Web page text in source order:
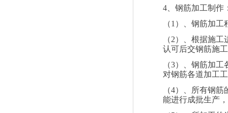
4 、钢筋加工制作
（1 ）、钢筋加
（2）、根据施工
认可后交钢筋施
（3）、钢筋加工
对钢筋各道加工
（4）、所有钢筋
能进行成批生产